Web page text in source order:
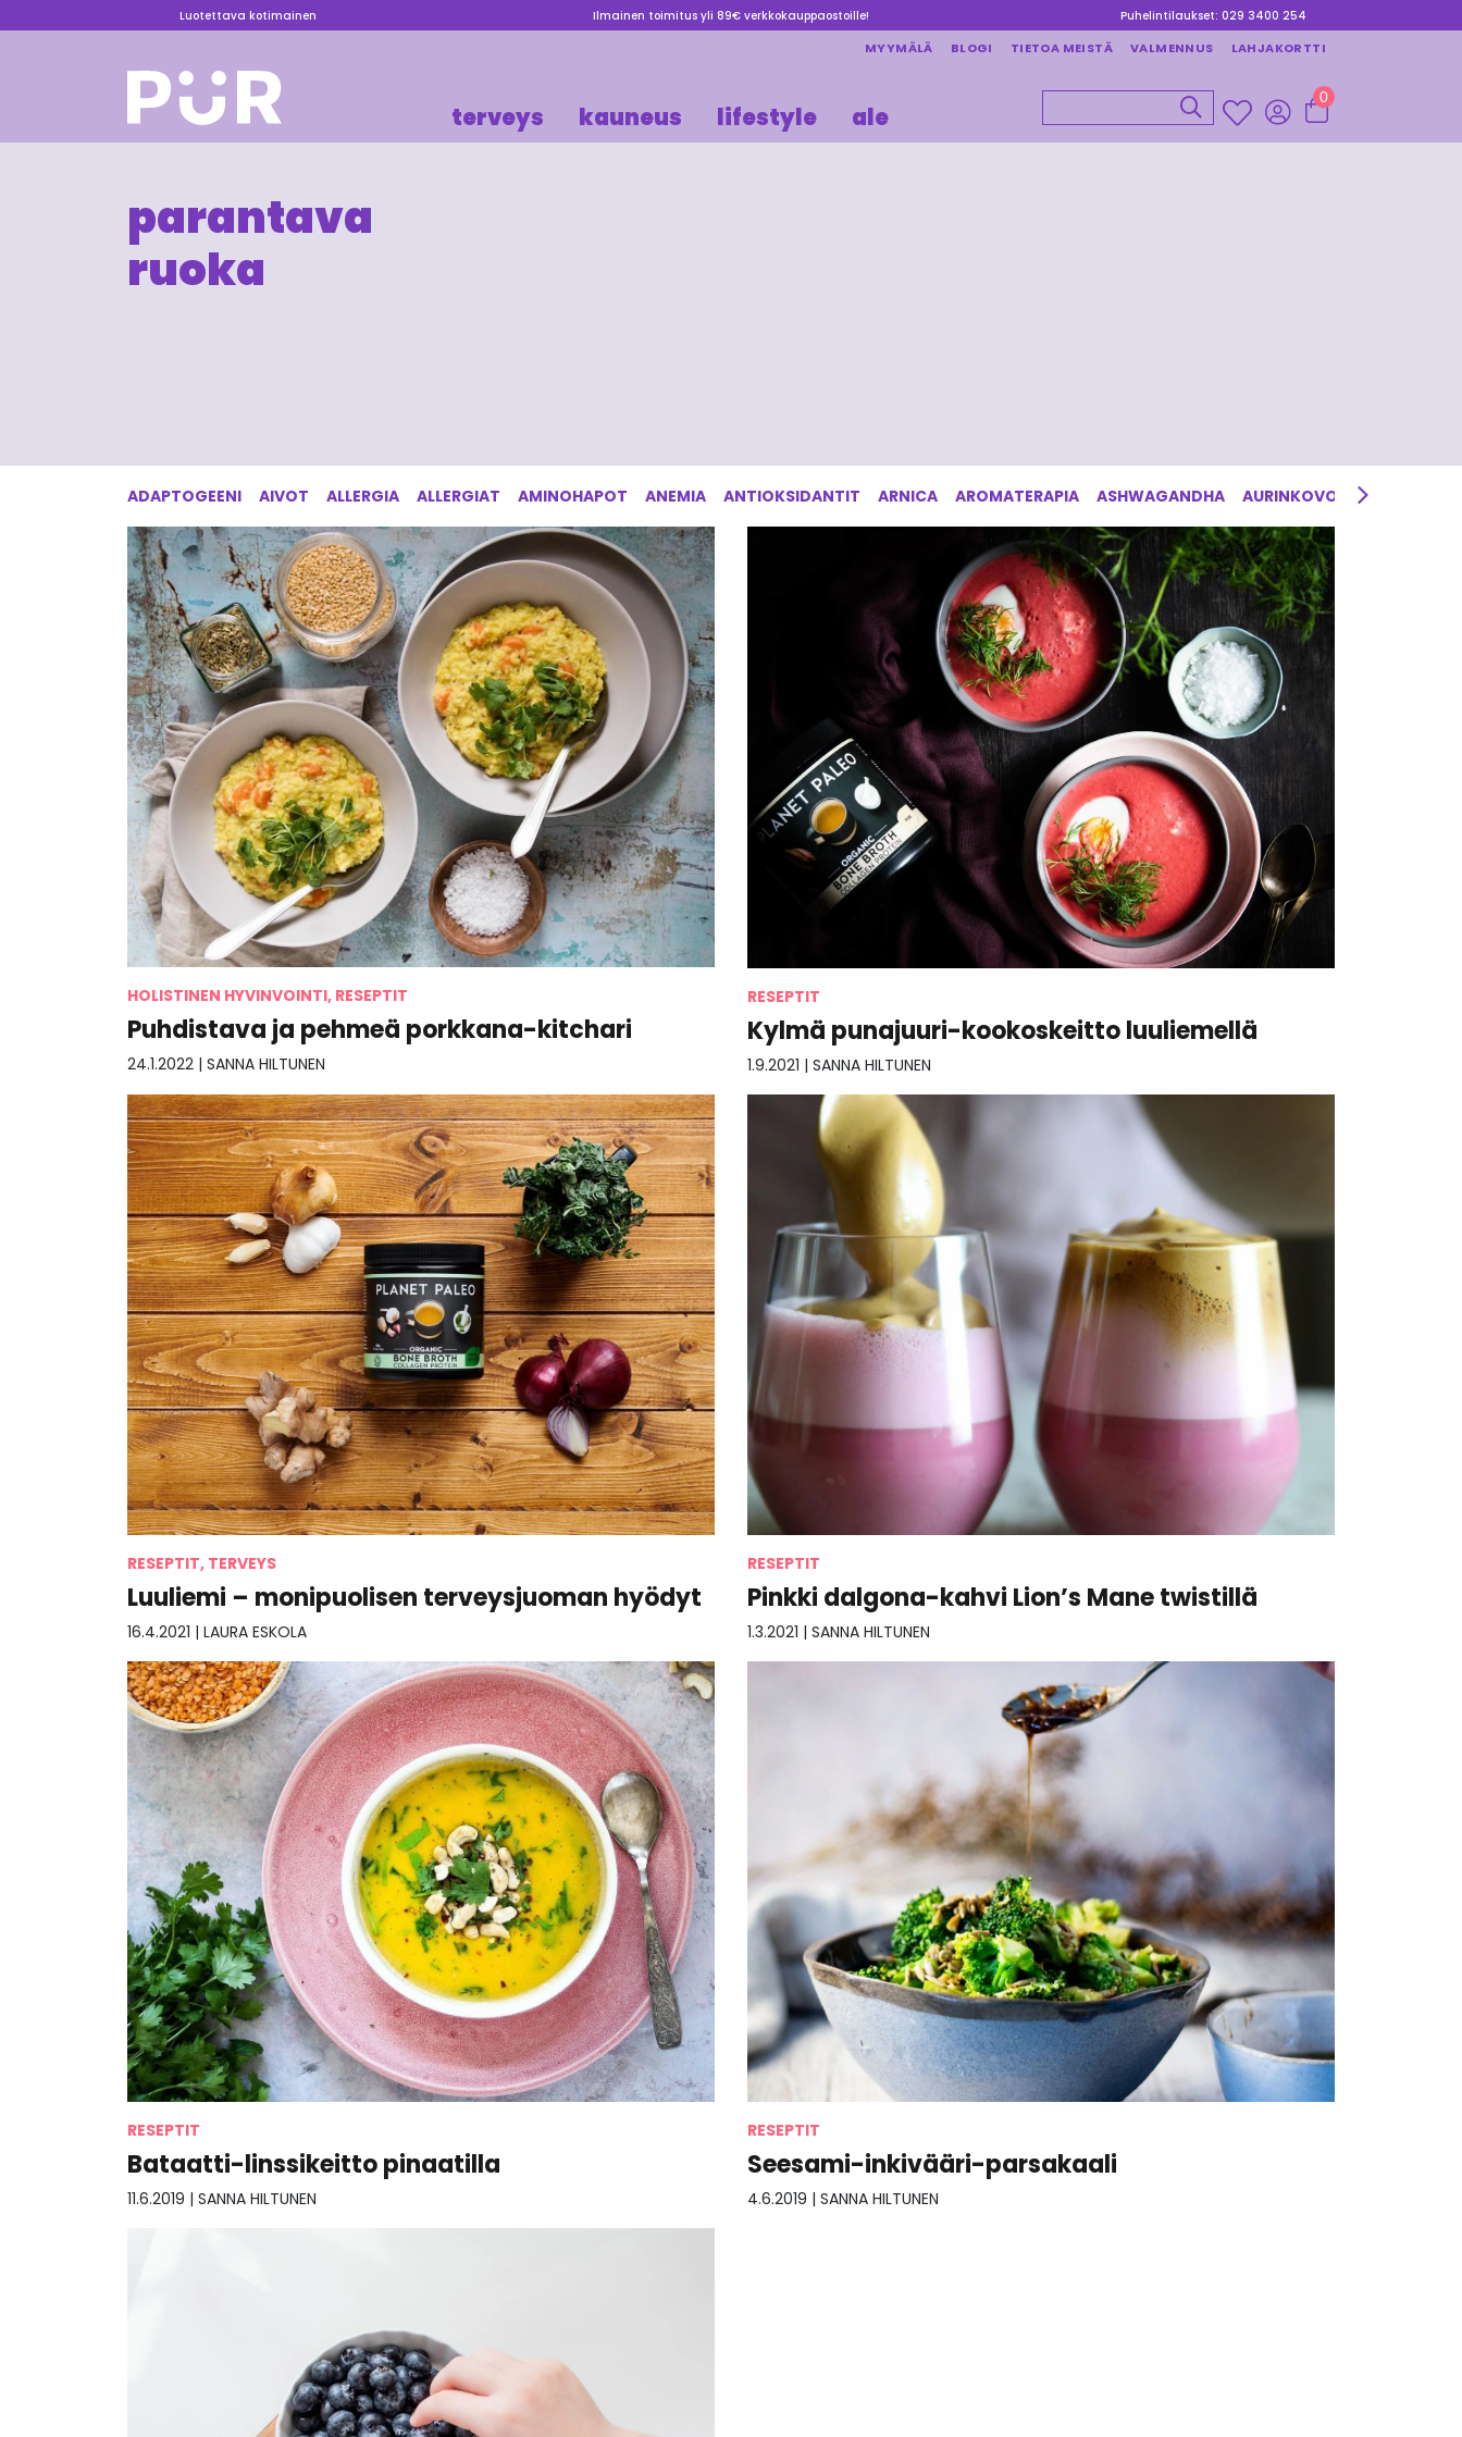
Luotettava kotimainen Ilmainen toimitus yli 89€ verkkokauppaostoille! Puhelintilaukset: 029 3400 254
MYYMÄLÄ BLOGI TIETOA MEISTÄ VALMENNUS LAHJAKORTTI
terveys kauneus lifestyle ale
0
parantava
ruoka
ADAPTOGEENI AIVOT ALLERGIA ALLERGIAT AMINOHAPOT ANEMIA ANTIOKSIDANTIT ARNICA AROMATERAPIA ASHWAGANDHA AURINKOVOIDE
HOLISTINEN HYVINVOINTI, RESEPTIT
Puhdistava ja pehmeä porkkana-kitchari
24.1.2022 | SANNA HILTUNEN
RESEPTIT
Kylmä punajuuri-kookoskeitto luuliemellä
1.9.2021 | SANNA HILTUNEN
RESEPTIT, TERVEYS
Luuliemi – monipuolisen terveysjuoman hyödyt
16.4.2021 | LAURA ESKOLA
RESEPTIT
Pinkki dalgona-kahvi Lion’s Mane twistillä
1.3.2021 | SANNA HILTUNEN
RESEPTIT
Bataatti-linssikeitto pinaatilla
11.6.2019 | SANNA HILTUNEN
RESEPTIT
Seesami-inkivääri-parsakaali
4.6.2019 | SANNA HILTUNEN